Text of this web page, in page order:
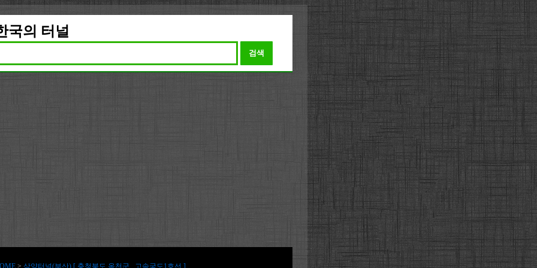
국의 터널
검색
> 삼양터널(부산) [ 충청북도 옥천군 , 고속국도1호선 ]